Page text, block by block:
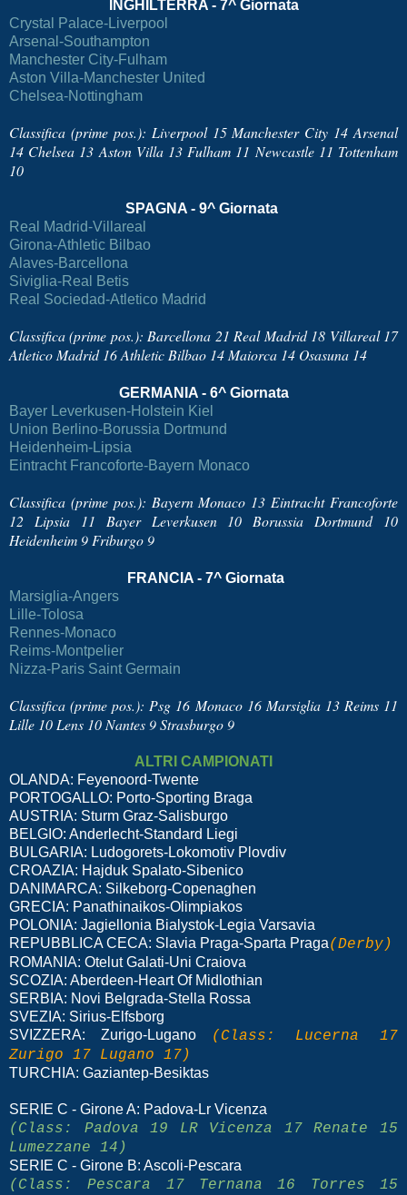
INGHILTERRA - 7^ Giornata
Crystal Palace-Liverpool
Arsenal-Southampton
Manchester City-Fulham
Aston Villa-Manchester United
Chelsea-Nottingham
Classifica (prime pos.): Liverpool 15 Manchester City 14 Arsenal
14 Chelsea 13 Aston Villa 13 Fulham 11 Newcastle 11 Tottenham
10
SPAGNA - 9^ Giornata
Real Madrid-Villareal
Girona-Athletic Bilbao
Alaves-Barcellona
Siviglia-Real Betis
Real Sociedad-Atletico Madrid
Classifica (prime pos.): Barcellona 21 Real Madrid 18 Villareal 17
Atletico Madrid 16 Athletic Bilbao 14 Maiorca 14 Osasuna 14
GERMANIA - 6^ Giornata
Bayer Leverkusen-Holstein Kiel
Union Berlino-Borussia Dortmund
Heidenheim-Lipsia
Eintracht Francoforte-Bayern Monaco
Classifica (prime pos.): Bayern Monaco 13 Eintracht Francoforte
12 Lipsia 11 Bayer Leverkusen 10 Borussia Dortmund 10
Heidenheim 9 Friburgo 9
FRANCIA - 7^ Giornata
Marsiglia-Angers
Lille-Tolosa
Rennes-Monaco
Reims-Montpelier
Nizza-Paris Saint Germain
Classifica (prime pos.): Psg 16 Monaco 16 Marsiglia 13 Reims 11
Lille 10 Lens 10 Nantes 9 Strasburgo 9
ALTRI CAMPIONATI
OLANDA: Feyenoord-Twente
PORTOGALLO: Porto-Sporting Braga
AUSTRIA: Sturm Graz-Salisburgo
BELGIO: Anderlecht-Standard Liegi
BULGARIA: Ludogorets-Lokomotiv Plovdiv
CROAZIA: Hajduk Spalato-Sibenico
DANIMARCA: Silkeborg-Copenaghen
GRECIA: Panathinaikos-Olimpiakos
POLONIA: Jagiellonia Bialystok-Legia Varsavia
REPUBBLICA CECA: Slavia Praga-Sparta Praga(Derby)
ROMANIA: Otelut Galati-Uni Craiova
SCOZIA: Aberdeen-Heart Of Midlothian
SERBIA: Novi Belgrada-Stella Rossa
SVEZIA: Sirius-Elfsborg
SVIZZERA: Zurigo-Lugano
(Class: Lucerna 17
Zurigo 17 Lugano 17)
TURCHIA: Gaziantep-Besiktas
SERIE C - Girone A: Padova-Lr Vicenza
( Class: Padova 19 LR Vicenza 17 Renate 15
Lumezzane 14)
SERIE C - Girone B: Ascoli-Pescara
( Class: Pescara 17 Ternana 16 Torres 15